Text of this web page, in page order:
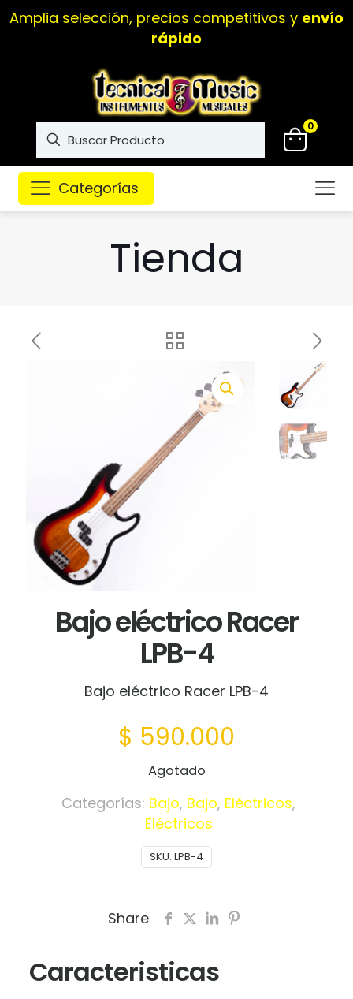
Amplia selección, precios competitivos y envío
rápido
0
Categorías
Tienda
Bajo eléctrico Racer
LPB-4
Bajo eléctrico Racer LPB-4
$ 590.000
Agotado
SKU: LPB-4
Categorías: Bajo, Bajo, Eléctricos,
Eléctricos
Share
Caracteristicas